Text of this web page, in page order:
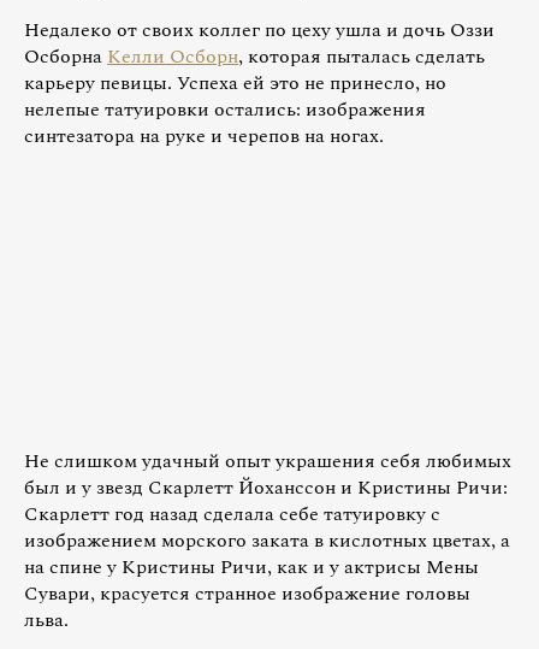
Недалеко от своих коллег по цеху ушла и дочь Оззи
ОсборнаКелли Осборн, которая пыталась сделать
карьеру певицы. Успеха ей это не принесло, но
нелепые татуировки остались: изображения
синтезатора на руке и черепов на ногах.
Не слишком удачный опыт украшения себя любимых
был и у звезд Скарлетт Йоханссон и Кристины Ричи:
Скарлетт год назад сделала себе татуировку с
изображением морского заката в кислотных цветах, а
на спине у Кристины Ричи, как и у актрисы Мены
Сувари, красуется странное изображение головы
льва.